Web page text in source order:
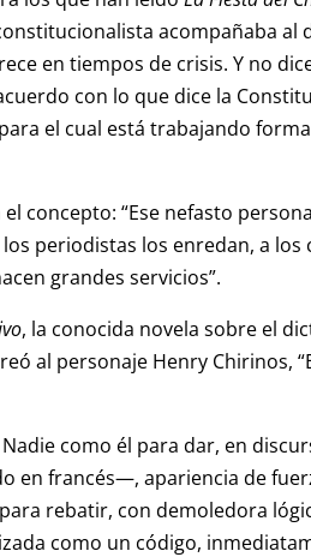
acompañaba al
en tiempos de crisis. Y no
con lo que dice la
el cual está trabajando
concepto: “Ese nefasto
periodistas los enredan, a los
grandes servicios”.
, la conocida novela sobre el
al personaje Henry Chirinos,
como él para dar, en
en francés—, apariencia de
rebatir, con demoledora
como un código,